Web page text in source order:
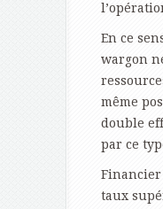
En ce
wargon
même
double
par ce
taux